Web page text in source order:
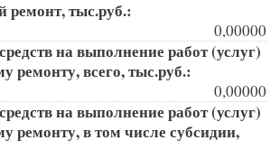
ремонт, тыс.руб.:
0,00000
на выполнение работ (услуг)
ремонту, всего, тыс.руб.:
0,00000
на выполнение работ (услуг)
ремонту, в том числе субсидии,